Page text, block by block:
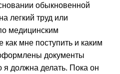
обыкновенной
легкий труд или
медицинским
как мне поступить и каким
документы
должна делать. Пока он